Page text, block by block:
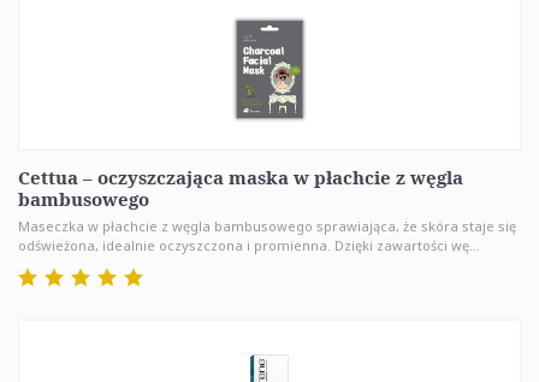
Cettua – oczyszczająca maska w płachcie z węgla
bambusowego
Maseczka w płachcie z węgla bambusowego sprawiająca, że skóra staje się
odświeżona, idealnie oczyszczona i promienna. Dzięki zawartości wę...